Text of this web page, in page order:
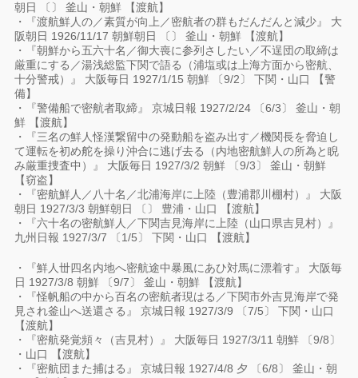
朝日 〔〕 釜山・朝鮮 【渡航】
・『渡航鮮人の／素質が向上／密航者の群もだんだんと減少』 大
阪朝日 1926/11/17 朝鮮朝日 〔〕 釜山・朝鮮 【渡航】
・『朝鮮から五六十名／御大喪に参列さしたい／不逞団の取締は
厳重にする／湯浅総監下関で語る（浦塩或は上海方面から密航、
十分警戒）』 大阪毎日 1927/1/15 朝鮮 〔9/2〕 下関・山口 【警
備】
・『警備船で密航者取締』 京城日報 1927/2/24 〔6/3〕 釜山・朝
鮮 【渡航】
・『三名の鮮人怪漢繋留中の発動船を盗み出す／機関長を脅迫し
て運転を初め舵を操り沖合に逃げ去る（内地密航鮮人の所為と睨
み厳重捜査中）』 大阪毎日 1927/3/2 朝鮮 〔9/3〕 釜山・朝鮮
【窃盗】
・『密航鮮人／八十名／北浦海岸に上陸（豊浦郡川棚村）』 大阪
朝日 1927/3/3 朝鮮朝日 〔〕 豊浦・山口 【渡航】
・『六十名の密航鮮人／下関吉見海岸に上陸（山口県吉見村）』
九州日報 1927/3/7 〔1/5〕 下関・山口 【渡航】
・『鮮人丗四名内地へ密航途中暴風にあひ対馬に漂着す』 大阪毎
日 1927/3/8 朝鮮 〔9/7〕 釜山・朝鮮 【渡航】
・『怪帆船の中から百名の密航者現はる／下関市外吉見海岸で発
見され釜山へ送還さる』 京城日報 1927/3/9 〔7/5〕 下関・山口
【渡航】
・『密航発覚頻々（吉見村）』 大阪毎日 1927/3/11 朝鮮 〔9/8〕
・山口 【渡航】
・『密航団また捕はる』 京城日報 1927/4/8 夕 〔6/8〕 釜山・朝